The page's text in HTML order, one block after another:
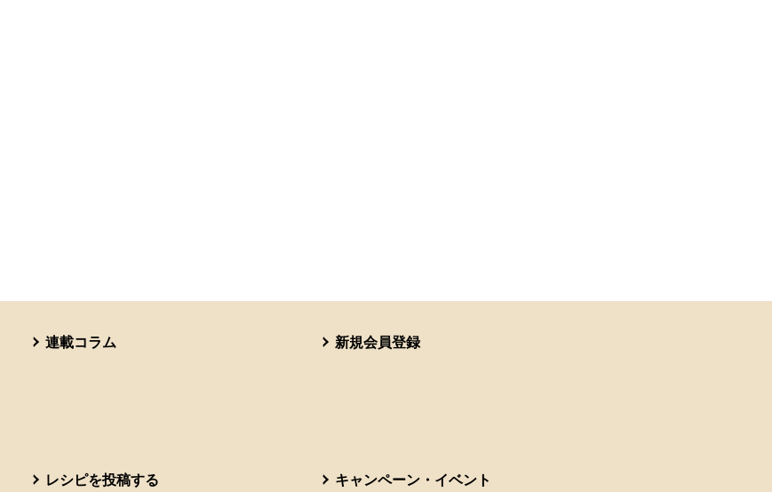
連載コラム 新規会員登録
レシピを投稿する キャンペーン・イベント